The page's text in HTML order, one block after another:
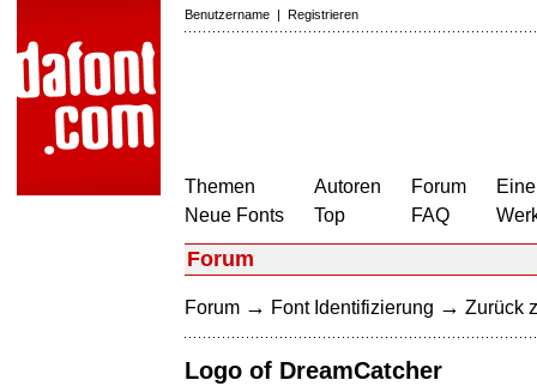
Benutzername | Registrieren
Themen
Neue Fonts
Autoren
Top
Forum
FAQ
Forum
Forum → Font Identifizierung → Zurück
Logo of DreamCatcher